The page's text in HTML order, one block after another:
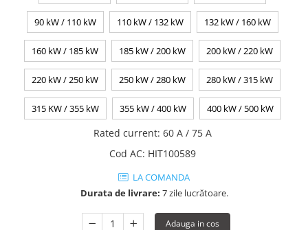
90 kW / 110 kW 110 kW / 132 kW 132 kW / 160 kW
160 kW / 185 kW 185 kW / 200 kW 200 kW / 220 kW
220 kW / 250 kW 250 kW / 280 kW 280 kW / 315 kW
315 KW / 355 kW 355 kW / 400 kW 400 kW / 500 kW
Rated current: 60 A / 75 A
Cod AC: HIT100589
LA COMANDA
Durata de livrare: 7 zile lucrătoare.
Adauga in cos